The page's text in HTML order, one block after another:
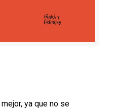
ya que no se